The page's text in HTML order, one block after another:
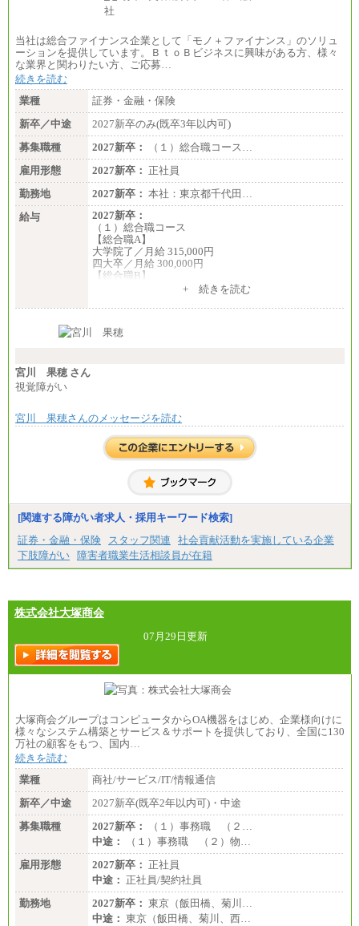
当社は総合ファイナンス企業として「モノ＋ファイナンス」のソリュ
ーションを提供しています。ＢｔｏＢビジネスに興味がある方、様々
な業界と関わりたい方、ご応募…
続きを読む
業種
証券・金融・保険
新卒／中途
2027新卒のみ(既卒3年以内可)
募集職種
2027新卒：
（１）総合職コース…
雇用形態
2027新卒： 正社員
勤務地
2027新卒： 本社：東京都千代田…
給与
2027新卒：
（１）総合職コース
【総合職A】
大学院了／月給 315,000円
四大卒／月給 300,000円
【総合職B】
大学院了／月給 282,000円
月給198,300円
+ 続きを読む
宮川 果穂 さん
視覚障がい
宮川 果穂さんのメッセージを読む
[関連する障がい者求人・採用キーワード検索]
証券・金融・保険
スタッフ関連
社会貢献活動を実施している企業
下肢障がい 障害者職業生活相談員が在籍
株式会社大塚商会
07月29日更新
大塚商会グループはコンピュータからOA機器をはじめ、企業様向けに
様々なシステム構築とサービス＆サポートを提供しており、全国に130
万社の顧客をもつ、国内…
続きを読む
業種
商社/サービス/IT/情報通信
新卒／中途
2027新卒(既卒2年以内可)・中途
募集職種
2027新卒：
（１）事務職 （２…
中途：
（１）事務職 （２）物…
雇用形態
2027新卒： 正社員
中途： 正社員/契約社員
勤務地
2027新卒： 東京（飯田橋、菊川…
中途： 東京（飯田橋、菊川、西…